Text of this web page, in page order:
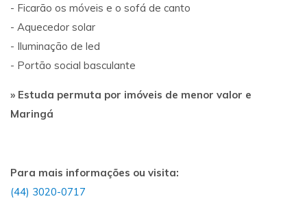
- Ficarão os móveis e o sofá de canto
- Aquecedor solar
- Iluminação de led
- Portão social basculante
» Estuda permuta por imóveis de menor valor e
Maringá
Para mais informações ou visita:
(44) 3020-0717